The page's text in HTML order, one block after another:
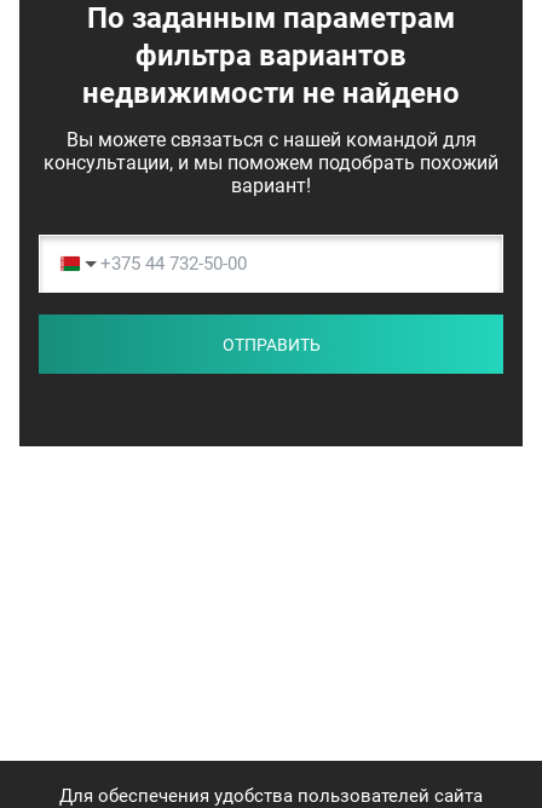
По заданным параметрам
фильтра вариантов
недвижимости не найдено
Вы можете связаться с нашей командой для
консультации, и мы поможем подобрать похожий
вариант!
ОТПРАВИТЬ
Для обеспечения удобства пользователей сайта